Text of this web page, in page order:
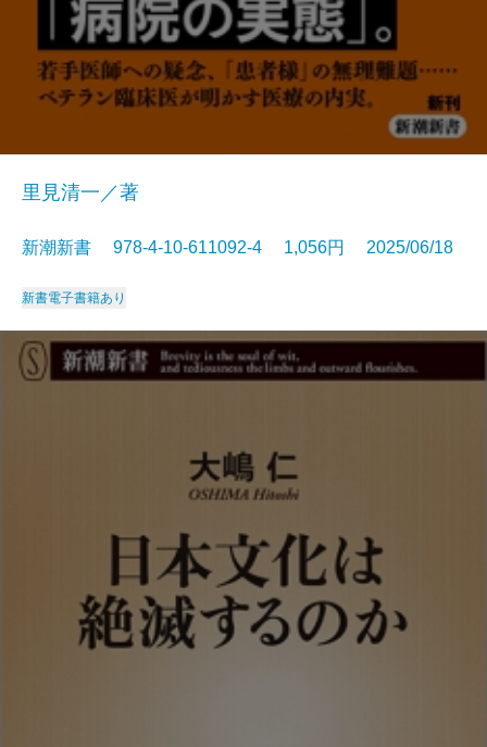
里見清一／著
新潮新書 978-4-10-611092-4 1,056円 2025/06/18
新書電子書籍あり